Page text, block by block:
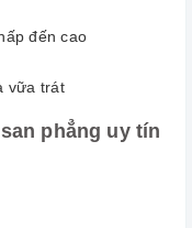
đến cao
vữa trát
phẳng uy tín